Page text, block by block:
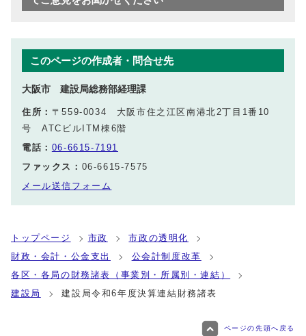
このページの作成者・問合せ先
大阪市 建設局総務部経理課
住所： 〒559-0034 大阪市住之江区南港北2丁目1番10
号 ATCビルITM棟6階
電話： 06-6615-7191
ファックス： 06-6615-7575
メール送信フォーム
トップページ 市政
市政の透明化
財政・会計・公金支出
公会計制度改革
各区・各局の財務諸表（事業別・所属別・連結）
建設局
建設局令和6年度決算連結財務諸表
ページの先頭へ戻る